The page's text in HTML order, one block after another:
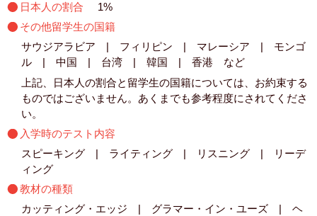
日本人の割合
1%
その他留学生の国籍
サウジアラビア | フィリピン | マレーシア | モンゴ
ル | 中国 | 台湾 | 韓国 | 香港 など
上記、日本人の割合と留学生の国籍については、お約束する
ものではございません。あくまでも参考程度にされてくださ
い。
入学時のテスト内容
スピーキング | ライティング | リスニング | リーデ
ィング
教材の種類
カッティング・エッジ | グラマー・イン・ユーズ | ヘ